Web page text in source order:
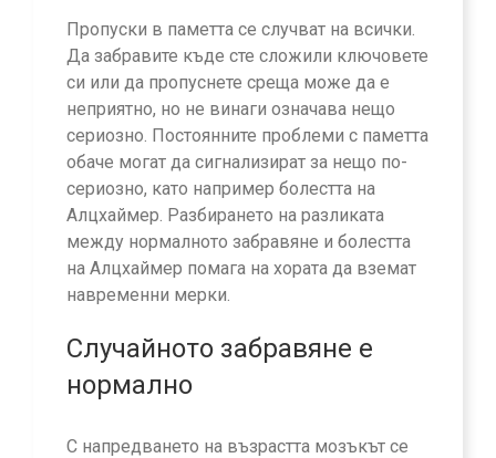
Пропуски в паметта се случват на всички.
Да забравите къде сте сложили ключовете
си или да пропуснете среща може да е
неприятно, но не винаги означава нещо
сериозно. Постоянните проблеми с паметта
обаче могат да сигнализират за нещо по-
сериозно, като например болестта на
Алцхаймер. Разбирането на разликата
между нормалното забравяне и болестта
на Алцхаймер помага на хората да вземат
навременни мерки.
Случайното забравяне е
нормално
С напредването на възрастта мозъкът се